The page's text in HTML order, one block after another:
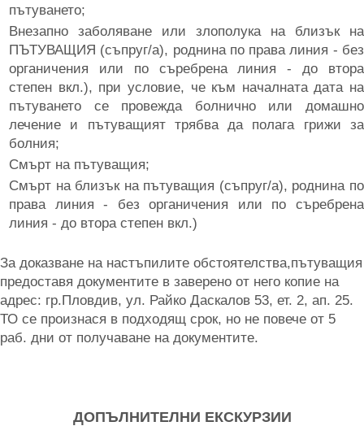
пътуването;
Внезапно заболяване или злополука на близък на
ПЪТУВАЩИЯ (съпруг/а), роднина по права линия - без
органичения или по съребрена линия - до втора
степен вкл.), при условие, че към началната дата на
пътуването се провежда болнично или домашно
лечение и пътуващият трябва да полага грижи за
болния;
Смърт на пътуващия;
Смърт на близък на пътуващия (съпруг/а), роднина по
права линия - без органичения или по съребрена
линия - до втора степен вкл.)
За доказване на настъпилите обстоятелства,пътуващия
предоставя документите в заверено от него копие на
адрес: гр.Пловдив, ул. Райко Даскалов 53, ет. 2, ап. 25.
ТО се произнася в подходящ срок, но не повече от 5
раб. дни от получаване на документите.
ДОПЪЛНИТЕЛНИ ЕКСКУРЗИИ